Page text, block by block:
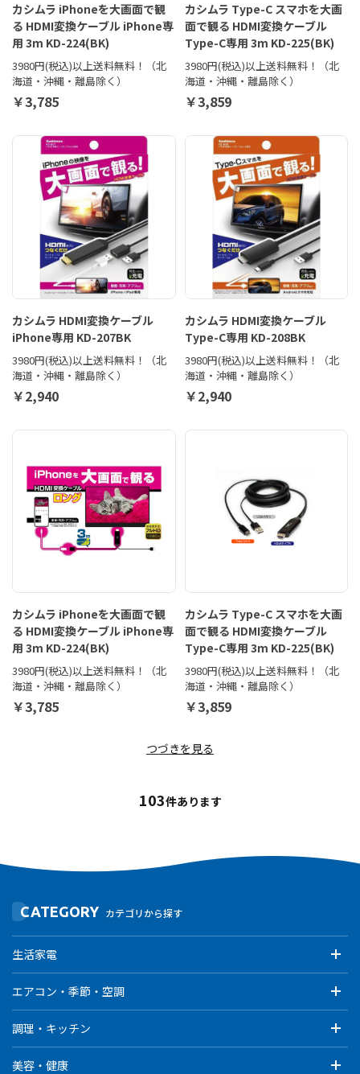
カシムラ iPhoneを大画面で観
る HDMI変換ケーブル iPhone専
用 3m KD-224(BK)
3980円(税込)以上送料無料！（北
海道・沖縄・離島除く）
￥3,785
カシムラ Type-C スマホを大画
面で観る HDMI変換ケーブル
Type-C専用 3m KD-225(BK)
3980円(税込)以上送料無料！（北
海道・沖縄・離島除く）
￥3,859
カシムラ HDMI変換ケーブル
iPhone専用 KD-207BK
3980円(税込)以上送料無料！（北
海道・沖縄・離島除く）
￥2,940
カシムラ HDMI変換ケーブル
Type-C専用 KD-208BK
3980円(税込)以上送料無料！（北
海道・沖縄・離島除く）
￥2,940
カシムラ iPhoneを大画面で観
る HDMI変換ケーブル iPhone専
用 3m KD-224(BK)
3980円(税込)以上送料無料！（北
海道・沖縄・離島除く）
￥3,785
カシムラ Type-C スマホを大画
面で観る HDMI変換ケーブル
Type-C専用 3m KD-225(BK)
3980円(税込)以上送料無料！（北
海道・沖縄・離島除く）
￥3,859
つづきを見る
103件あります
CATEGORY カテゴリから探す
生活家電
エアコン・季節・空調
調理・キッチン
美容・健康